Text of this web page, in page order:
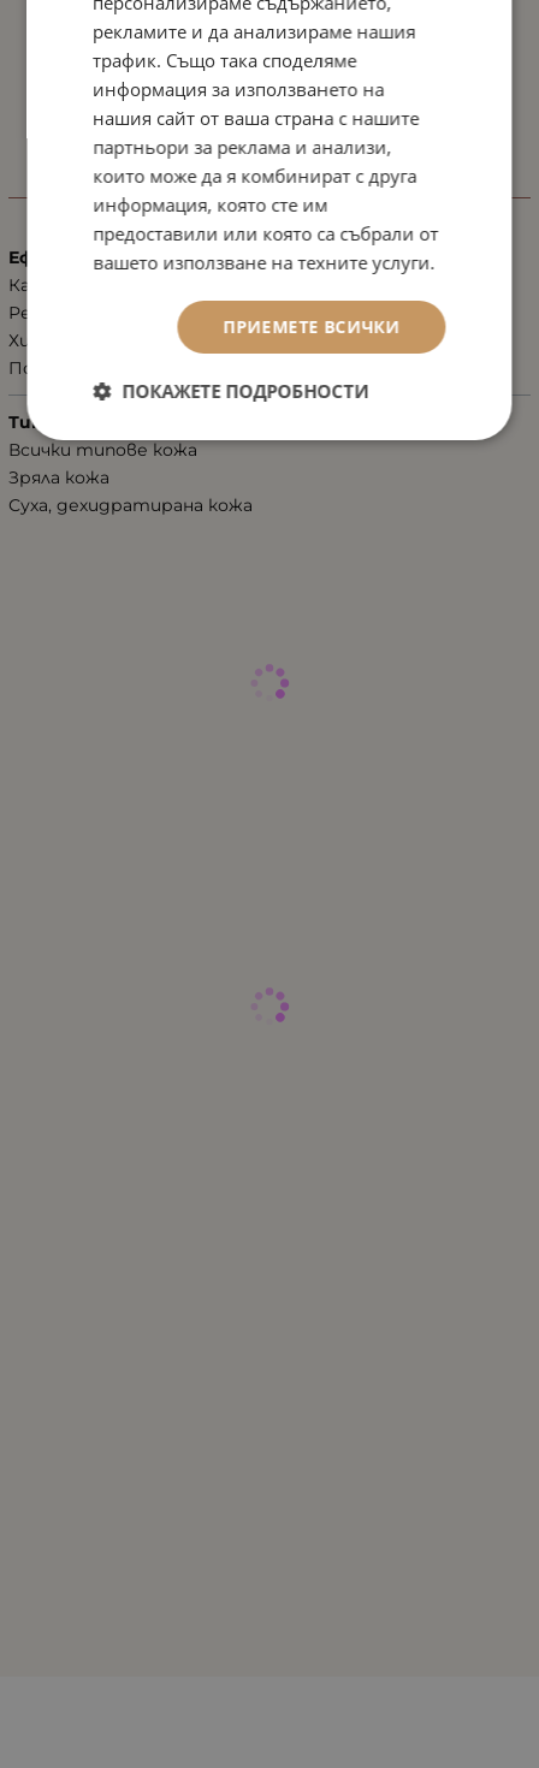
ХАРАКТЕРИСТИКИ
Ефект
Кашмирена мекота
Регенерация, възстановяване
Хидратация
Подхранване
Тип кожа
Всички типове кожа
Зряла кожа
Суха, дехидратирана кожа
рекламите и да анализираме нашия
трафик. Също така споделяме
информация за използването на
нашия сайт от ваша страна с нашите
партньори за реклама и анализи,
които може да я комбинират с друга
информация, която сте им
предоставили или която са събрали от
вашето използване на техните услуги.
ПРИЕМЕТЕ ВСИЧКИ
ПОКАЖЕТЕ ПОДРОБНОСТИ